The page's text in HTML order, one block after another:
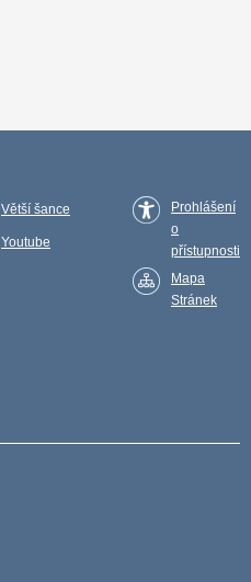
Větší šance
Youtube
Prohlášení
o
přístupnosti
Mapa
Stránek